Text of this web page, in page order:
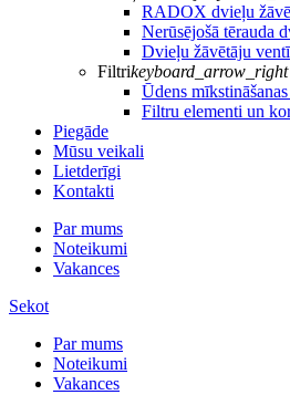
RADOX dvieļu
Nerūsējošā tērauda
Dvieļu žāvētāju
Filtrikeyboard_arrow_right
Ūdens
Filtru elementi un
Piegāde
Mūsu veikali
Lietderīgi
Kontakti
Par mums
Noteikumi
Vakances
Sekot
Par mums
Noteikumi
Vakances